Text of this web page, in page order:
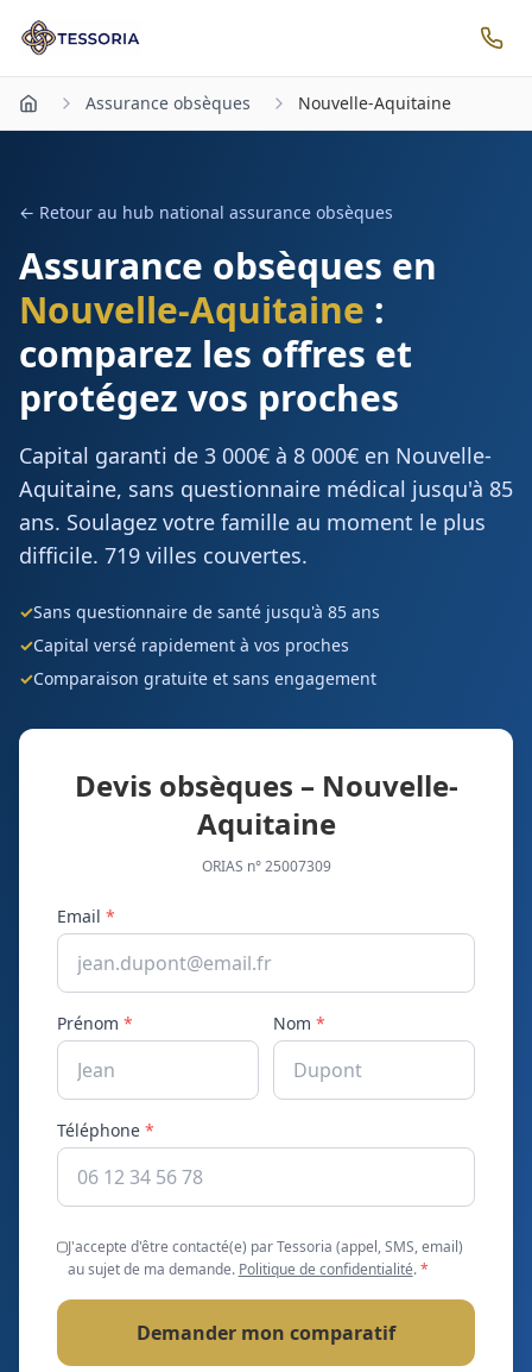
Assurance obsèques Nouvelle-Aquitaine
← Retour au hub national assurance obsèques
Assurance obsèques en
Nouvelle-Aquitaine :
comparez les offres et
protégez vos proches
Capital garanti de 3 000€ à 8 000€ en Nouvelle-
Aquitaine, sans questionnaire médical jusqu'à 85
ans. Soulagez votre famille au moment le plus
difficile. 719 villes couvertes.
✓Sans questionnaire de santé jusqu'à 85 ans
✓Capital versé rapidement à vos proches
✓Comparaison gratuite et sans engagement
Devis obsèques – Nouvelle-
Aquitaine
ORIAS n° 25007309
Email *
Prénom * Nom *
Téléphone *
J'accepte d'être contacté(e) par Tessoria (appel, SMS, email)
au sujet de ma demande. Politique de confidentialité.*
Demander mon comparatif